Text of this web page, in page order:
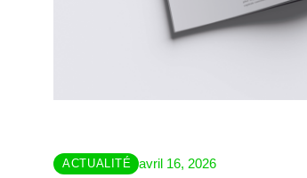
ACTUALITÉ avril 16, 2026